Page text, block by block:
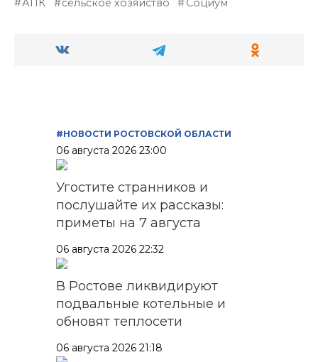
АПК сельское хозяйство Социум
#НОВОСТИ РОСТОВСКОЙ ОБЛАСТИ
06 августа 2026 23:00
Угостите странников и
послушайте их рассказы:
приметы на 7 августа
06 августа 2026 22:32
В Ростове ликвидируют
подвальные котельные и
обновят теплосети
06 августа 2026 21:18